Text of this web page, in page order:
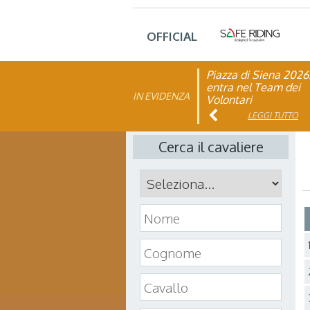
OFFICIAL
IN EVIDENZA
Piazza di Siena
entra nel Team dei
Volontari
LEGGI TUTTO
FISE: aperta la
affiliazione 2026
LEGGI TUTTO
Cerca il cavaliere
1